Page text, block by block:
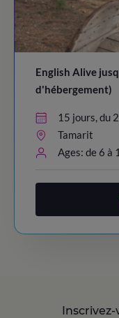
English Alive
d'hébergement)
15 jours, du
Tamarit
Ages: de 6 à